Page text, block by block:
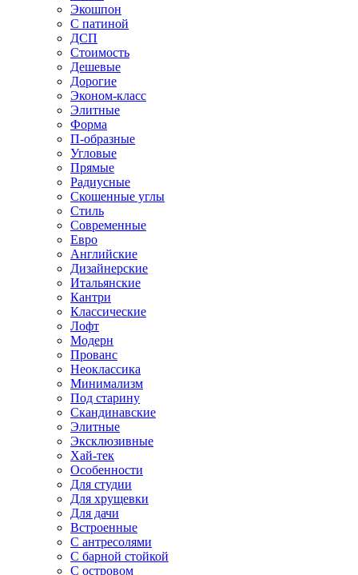
Экошпон
С патиной
ДСП
Стоимость
Дешевые
Дорогие
Эконом-класс
Элитные
Форма
П-образные
Угловые
Прямые
Радиусные
Скошенные углы
Стиль
Современные
Евро
Английские
Дизайнерские
Итальянские
Кантри
Классические
Лофт
Модерн
Прованс
Неоклассика
Минимализм
Под старину
Скандинавские
Элитные
Эксклюзивные
Хай-тек
Особенности
Для студии
Для хрущевки
Для дачи
Встроенные
С антресолями
С барной стойкой
С островом